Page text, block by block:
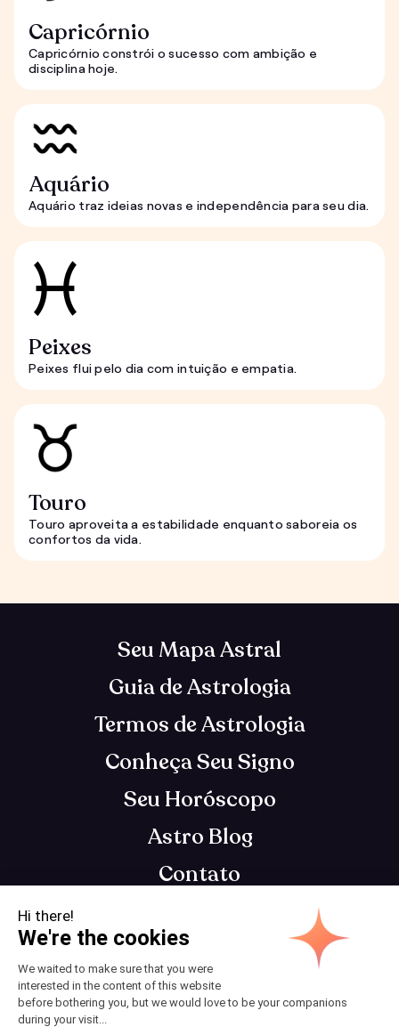
Capricórnio
Capricórnio constrói o sucesso com ambição e
disciplina hoje.
Aquário
Aquário traz ideias novas e independência para seu dia.
Peixes
Peixes flui pelo dia com intuição e empatia.
Touro
Touro aproveita a estabilidade enquanto saboreia os
confortos da vida.
App de astrologia que te entende, para você se
Seu Mapa Astral
Guia de Astrologia
Termos de Astrologia
Conheça Seu Signo
Seu Horóscopo
Astro Blog
Contato